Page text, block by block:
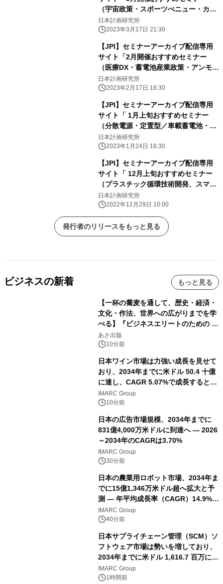
（宇宙政策・スポーツべニュー・カー
ボンニュートラル戦略）」のご案内
日本計画研究所
2023年3月17日 21:30
【JPI】セミナーアーカイブ配信専用
サイト「2月開催おすすめセミナー
（医療DX・蓄電池産業政策・アンモニ
ア利用）」のご案内
日本計画研究所
2023年2月17日 16:30
【JPI】セミナーアーカイブ配信専用
サイト「 1月上旬おすすめセミナー
（分散電源・定置型／車載蓄電池・洋
上風力発電の誘致）」のご案内
日本計画研究所
2023年1月24日 16:30
【JPI】セミナーアーカイブ配信専用
サイト「 12月上旬おすすめセミナー
（プラスチック循環技術開発、スマー
ト保安、BIM）」のご案内
日本計画研究所
2022年12月29日 10:00
発行者のリリースをもっと見る
ビジネスの新着 もっと見る
【一杯の蕎麦を通して、歴史・経済・
文化・作法、世界への広がりまでを学
べる】『ビジネスエリートのための 教
養としての蕎麦』2026年8月25日
（火）発売
あさ出版
10分前
日本ワイン市場は力強い成長を見せて
おり、2034年までに米ドル 50.4 十億
に達し、CAGR 5.07%で成長すると予
測IMARC Group
10分前
日本の広告市場規模、2034年までに
831億4,000万米ドルに到達へ ― 2026
～2034年のCAGRは3.70%
IMARC Group
30分前
日本の農業用ロボット市場、2034年ま
でに15億1,346万米ドル超へ拡大と予
測 ― 年平均成長率（CAGR）14.9%を
記録
IMARC Group
40分前
日本サプライチェーン管理（SCM）ソ
フトウェア市場は勢いを増しており、
2034年までに米ドル 1,616.7 百万に達
し、CAGR 3.42%で成長すると予測
IMARC Group
1時間前